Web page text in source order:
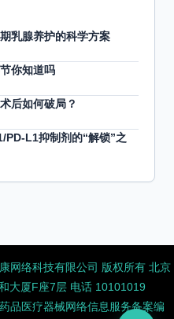
乳腺养护的科学方案
你知道吗
后如何破局？
PD-L1抑制剂的“解锁”之
网络科技有限公司 版权所有 北京
大厦F座7层 电话 10101019
品医疗器械网络信息服务备案编